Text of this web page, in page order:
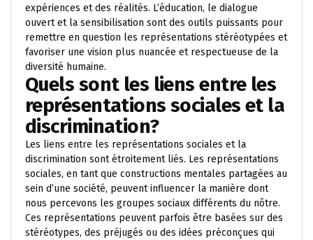
expériences et des réalités. L’éducation, le dialogue
ouvert et la sensibilisation sont des outils puissants pour
remettre en question les représentations stéréotypées et
favoriser une vision plus nuancée et respectueuse de la
diversité humaine.
Quels sont les liens entre les
représentations sociales et la
discrimination?
Les liens entre les représentations sociales et la
discrimination sont étroitement liés. Les représentations
sociales, en tant que constructions mentales partagées au
sein d’une société, peuvent influencer la manière dont
nous percevons les groupes sociaux différents du nôtre.
Ces représentations peuvent parfois être basées sur des
stéréotypes, des préjugés ou des idées préconçues qui